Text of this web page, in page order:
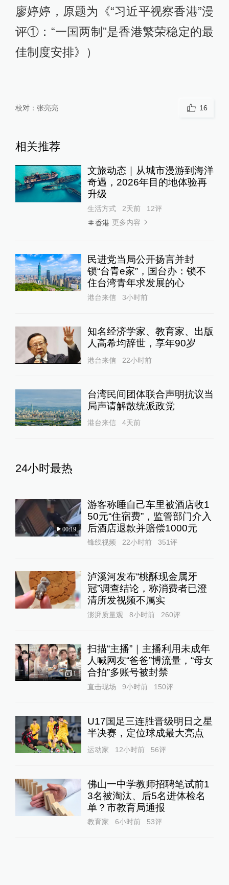
廖婷婷，原题为《“习近平视察香港”漫
评①：“一国两制”是香港繁荣稳定的最
佳制度安排》）
校对： 张亮亮 16
相关推荐
文旅动态｜从城市漫游到海洋
奇遇，2026年目的地体验再
升级
生活方式 2天前 12评
香港 更多内容
民进党当局公开扬言并封
锁“台青e家”，国台办：锁不
住台湾青年求发展的心
港台来信 3小时前
知名经济学家、教育家、出版
人高希均辞世，享年90岁
港台来信 22小时前
台湾民间团体联合声明抗议当
局声请解散统派政党
港台来信 4天前
24小时最热
00:19
游客称睡自己车里被酒店收1
50元“住宿费”，监管部门介入
后酒店退款并赔偿1000元
锋线视频 22小时前 351评
泸溪河发布“桃酥现金属牙
冠”调查结论，称消费者已澄
清所发视频不属实
澎湃质量观 8小时前 260评
1
扫描“主播”｜主播利用未成年
人喊网友“爸爸”博流量，“母女
合拍”多账号被封禁
直击现场 9小时前 150评
U17国足三连胜晋级明日之星
半决赛，定位球成最大亮点
运动家 12小时前 56评
佛山一中学教师招聘笔试前1
3名被淘汰、后5名进体检名
单？市教育局通报
教育家 6小时前 53评